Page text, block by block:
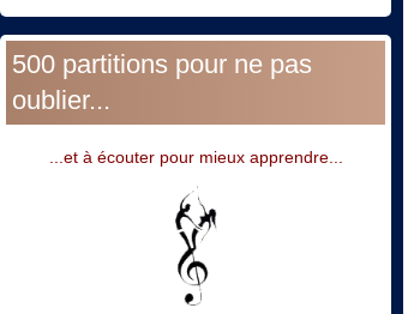
500 partitions pour ne pas
oublier...
...et à écouter pour mieux apprendre...